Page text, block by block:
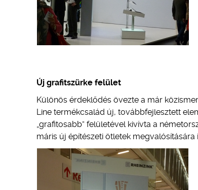
Új grafitszürke felület
Különös érdeklődés övezte a már
Line termékcsalád új, továbbfejlesztett
„grafitosabb” felületével kivívta a
máris új építészeti ötletek megvalósítására